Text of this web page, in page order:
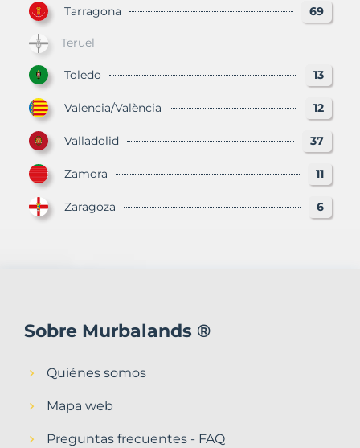
Tarragona 69
Teruel
Toledo 13
Valencia/València 12
Valladolid 37
Zamora 11
Zaragoza 6
Sobre Murbalands ®
Quiénes somos
Mapa web
Preguntas frecuentes - FAQ